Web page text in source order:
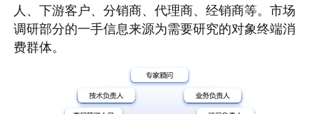
人、下游客户、分销商、代理商、经销商等。市场
调研部分的一手信息来源为需要研究的对象终端消
费群体。